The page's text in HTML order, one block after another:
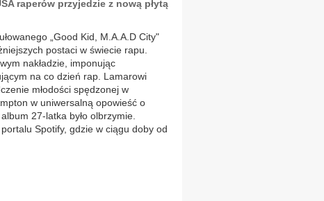
raperów przyjedzie z nową płytą
„Good Kid, M.A.A.D City"
postaci w świecie rapu.
nakładzie, imponując
na co dzień rap. Lamarowi
młodości spędzonej w
w uniwersalną opowieść o
27-latka było olbrzymie.
Spotify, gdzie w ciągu doby od